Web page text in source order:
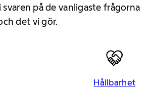
svaren på de vanligaste frågorna
det vi gör.
Hållbarhet